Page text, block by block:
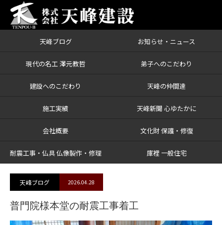
天峰ブログ お知らせ・ニュース
現代の名工 澤元教哲 弟子へのこだわり
建設へのこだわり 天峰の仲間達
施工実績 天峰新聞 心ゆたかに
会社概要 文化財 保護・修復
耐震工事・仏具 仏像製作・修理 庫裡 一般住宅
ブログ 普門院様本堂の耐震工事着工
天峰ブログ 2026.04.28
普門院様本堂の耐震工事着工